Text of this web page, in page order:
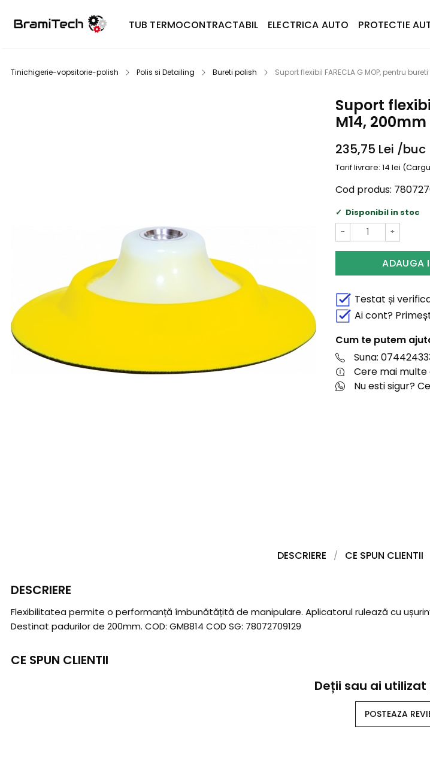
TUB TERMOCONTRACTABIL ELECTRICA AUTO PROTECTIE
Tinichigerie-vopsitorie-polish Polis si Detailing Bureti polish Suport flexibil FARECLA G MOP, pentru
Suport
M14, 200mm
235,75 Lei /buc
Tarif livrare: 14 lei
Cod produs:
Disponibil in stoc
− +
ADAUGA
Testat și
Ai cont?
Cum te putem
Suna:
Cere mai multe
Nu esti sigur?
DESCRIERE CE SPUN CLIENTII
DESCRIERE
Flexibilitatea permite o performanță îmbunătățită de manipulare. Aplicatorul rulează cu
Destinat padurilor de 200mm. COD: GMB814 COD SG: 78072709129
CE SPUN CLIENTII
Deții sau ai
POSTEAZA